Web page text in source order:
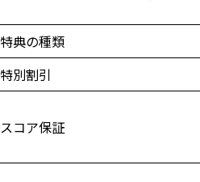
特典の種類
特別割引
スコア保証